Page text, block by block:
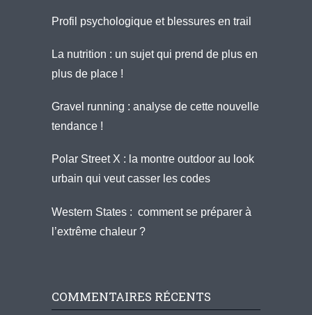
Profil psychologique et blessures en trail
La nutrition : un sujet qui prend de plus en
plus de place !
Gravel running : analyse de cette nouvelle
tendance !
Polar Street X : la montre outdoor au look
urbain qui veut casser les codes
Western States : comment se préparer à
l’extrême chaleur ?
COMMENTAIRES RÉCENTS